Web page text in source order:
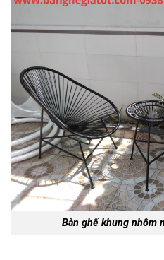
Bàn ghế khung nhôm